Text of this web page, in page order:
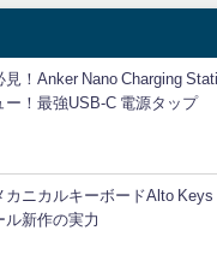
見！Anker Nano Charging
ー！最強USB-C 電源タップ
カニカルキーボードAlto
ル新作の実力